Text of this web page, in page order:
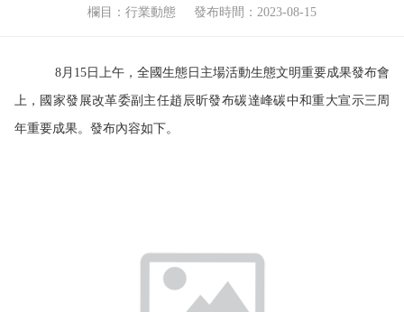
欄目：行業動態 發布時間：2023-08-15
8月15日上午，全國生態日主場活動生態文明重要成果發布會
上，國家發展改革委副主任趙辰昕發布碳達峰碳中和重大宣示三周
年重要成果。發布內容如下。